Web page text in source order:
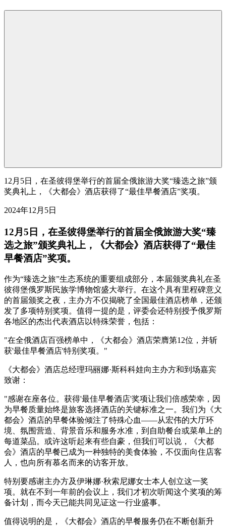
12月5日，在圣彼得堡举行的首届全俄旅游大奖“臻选之旅”颁
奖典礼上，《大都会》酒店获得了“最佳早餐酒店”奖项。
2024年12月5日
12月5日，在圣彼得堡举行的首届全俄旅游大奖“臻
选之旅”颁奖典礼上，《大都会》酒店获得了“最佳
早餐酒店”奖项。
作为“臻选之旅”生态系统的重要组成部分，本届颁奖典礼在圣
彼得堡俄罗斯民族学博物馆盛大举行。在这个具有里程碑意义
的首届颁奖之夜，主办方不仅揭晓了全国最佳酒店榜单，还颁
发了多项特别奖项。值得一提的是，评委会还特别授予俄罗斯
各地区的杰出代表酒店以特殊荣誉，包括：
"在全俄酒店百强榜单中，《大都会》酒店荣膺第12位，并斩
获'最佳早餐酒店'特别奖项。"
《大都会》酒店总经理玛丽娜·斯科科娃向主办方和到场嘉宾
致谢：
"感谢在座各位。获得'最佳早餐酒店'奖项让我们倍感荣幸，因
为早餐质量始终是旅客选择酒店的关键标准之一。我们为《大
都会》酒店的早餐体验倾注了特殊心血––––从宏伟的大厅环
境、氛围营造、背景音乐和服务水准，到自助餐台或菜单上的
每道菜品。或许这听起来有些自豪，但我们可以说，《大都
会》酒店的早餐已成为一种独特的美食体验，不仅面向住店客
人，也向所有慕名而来的访客开放。
特别要感谢主办方及伊琳娜·秋索尼娜女士本人创立这一奖
项。就在不到一年前的会议上，我们才初次听闻这个奖项的筹
备计划，而今天已能共同见证这一行业盛事。
值得说明的是，《大都会》酒店的早餐服务仍在不断创新升